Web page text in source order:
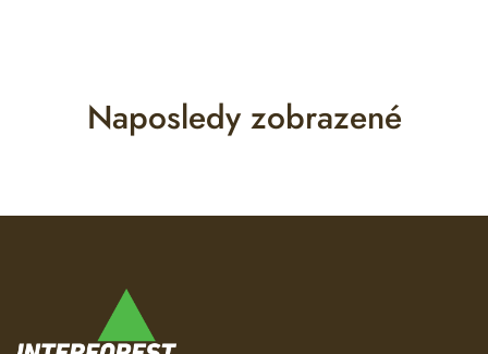
Naposledy zobrazené